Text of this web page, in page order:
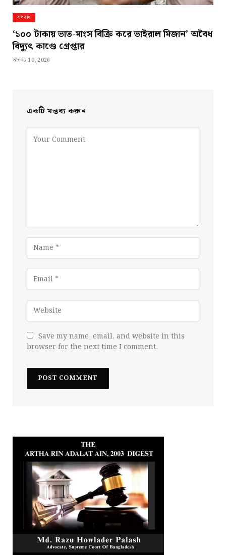
অপরাধ
‘১০০ টাকায় ভাত-মাংস বিক্রি করে ভাইরাল মিজান’ অবৈধ
বিদ্যুৎ কাণ্ডে গ্রেপ্তার
আগস্ট 10, 2026
একটি মন্তব্য করুন
Save my name, email, and website in this
browser for the next time I comment.